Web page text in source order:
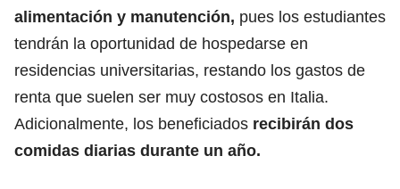
alimentación y manutención, pues los estudiantes
tendrán la oportunidad de hospedarse en
residencias universitarias, restando los gastos de
renta que suelen ser muy costosos en Italia.
Adicionalmente, los beneficiados recibirán dos
comidas diarias durante un año.